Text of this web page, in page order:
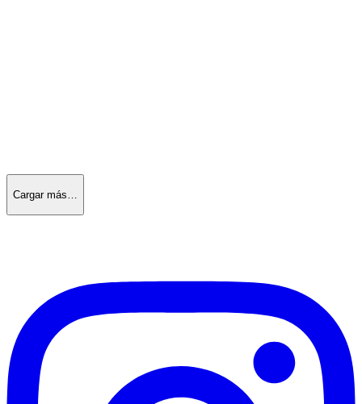
Cargar más…